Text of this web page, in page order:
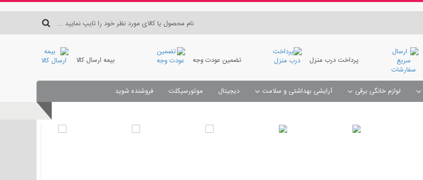
پرداخت درب منزل تضمین عودت وجه بیمه ارسال کالا
لوازم خانگی برقی آرایشی بهداشتی و سلامت دیجیتال موتورسیکلت
فروشنده شوید